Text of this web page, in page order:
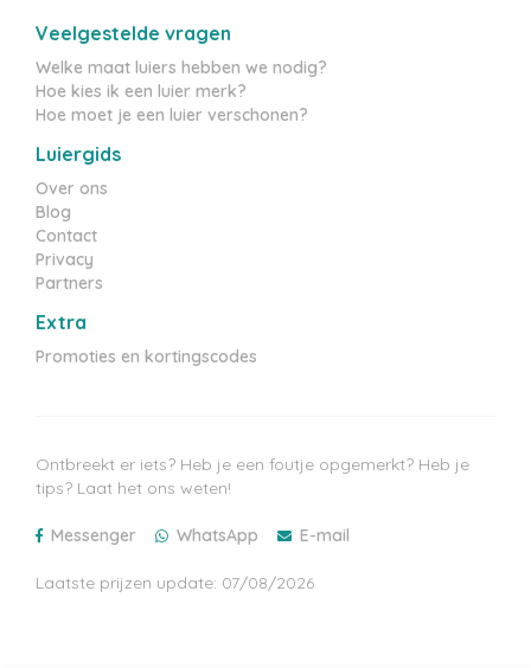
Veelgestelde vragen
Welke maat luiers hebben we nodig?
Hoe kies ik een luier merk?
Hoe moet je een luier verschonen?
Luiergids
Over ons
Blog
Contact
Privacy
Partners
Extra
Promoties en kortingscodes
Ontbreekt er iets? Heb je een foutje opgemerkt? Heb je
tips? Laat het ons weten!
Messenger WhatsApp E-mail
Laatste prijzen update: 07/08/2026